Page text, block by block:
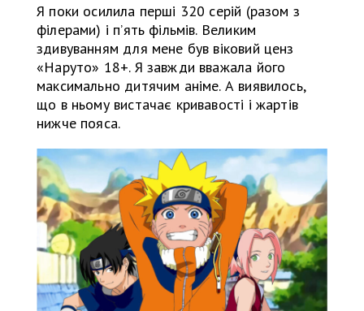
Я поки осилила перші 320 серій (разом з
філерами) і п’ять фільмів. Великим
здивуванням для мене був віковий ценз
«Наруто» 18+. Я завжди вважала його
максимально дитячим аніме. А виявилось,
що в ньому вистачає кривавості і жартів
нижче пояса.